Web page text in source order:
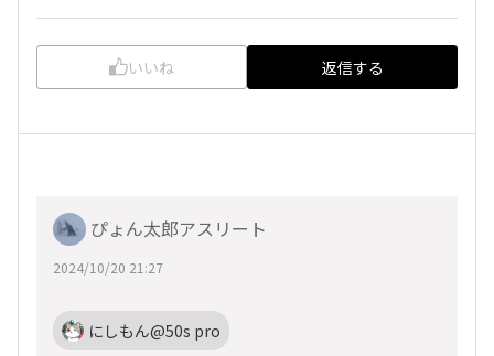
いいね 返信する
ぴょん太郎アスリート
2024/10/20 21:27
にしもん@50s pro